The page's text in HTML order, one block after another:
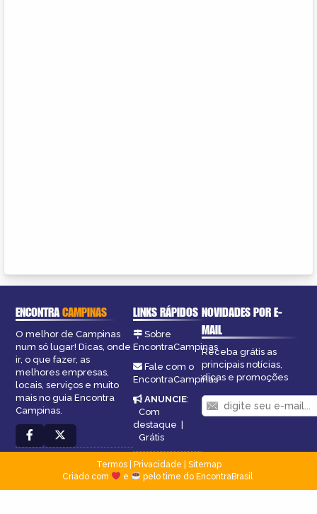
ENCONTRACAMPINAS
O melhor de Campinas
num só lugar! Dicas, onde
ir, o que fazer, as
melhores empresas,
locais, serviços e muito
mais no guia Encontra
Campinas.
LINKS RÁPIDOS
Sobre
EncontraCampinas
Fale com o
EncontraCampinas
ANUNCIE:
Com
destaque |
Grátis
NOVIDADES POR E-
MAIL
Receba grátis as
principais notícias,
dicas e promoções
Termos| Privacidade
Sitemap
Criado com
e pelo time do EncontraBrasil